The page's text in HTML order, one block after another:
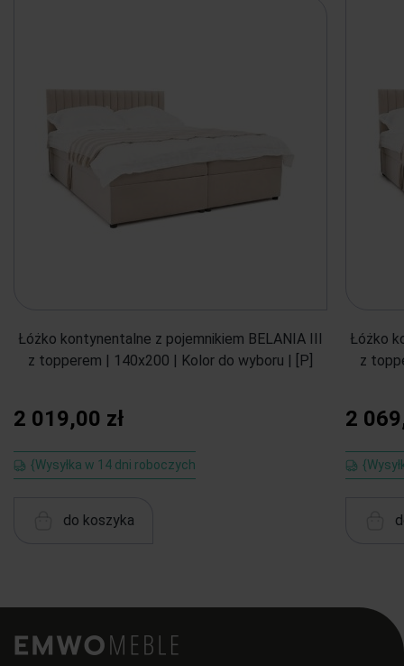
Łóżko kontynentalne z pojemnikiem BELANIA III
z topperem | 140x200 | Kolor do wyboru | [P]
2 019,00 zł
{Wysyłka w 14 dni roboczych
do koszyka
Łóżko
z
2